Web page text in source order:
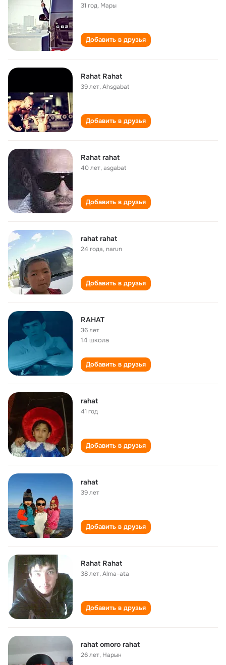
31 год, Мары
Добавить в друзья
Rahat Rahat
39 лет,Ahsgabat
Добавить в друзья
Rahat rahat
40 лет,asgabat
Добавить в друзья
rahat rahat
24 года,narun
Добавить в друзья
RAHAT
36 лет
14 школа
Добавить в друзья
rahat
41 год
Добавить в друзья
rahat
39 лет
Добавить в друзья
Rahat Rahat
38 лет,Alma-ata
Добавить в друзья
rahat omoro rahat
26 лет, Нарын